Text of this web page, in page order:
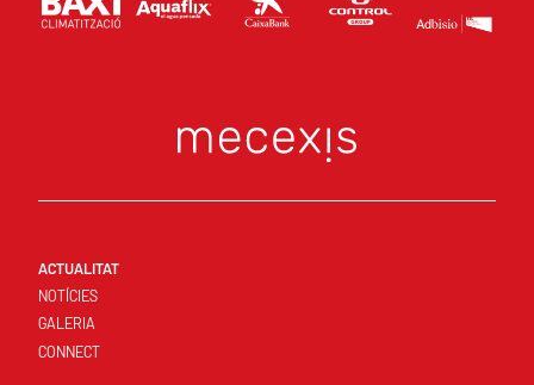
ACTUALITAT
NOTÍCIES
GALERIA
CONNECT